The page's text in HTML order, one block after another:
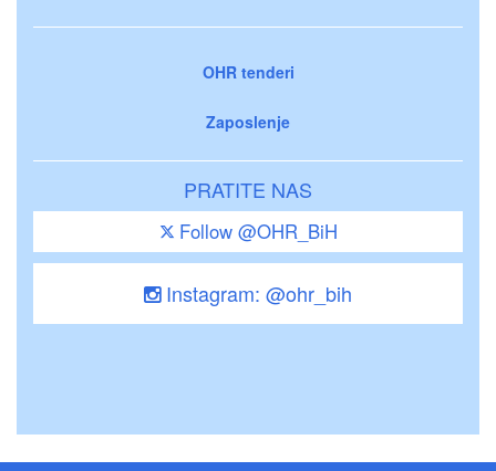
OHR tenderi
Zaposlenje
PRATITE NAS
Follow @OHR_BiH
Instagram: @ohr_bih